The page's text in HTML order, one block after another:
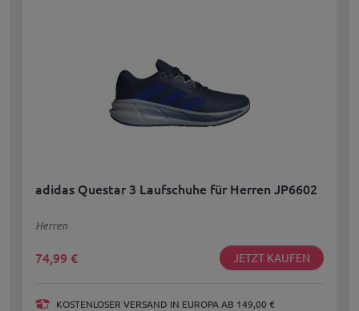
adidas Questar 3 Laufschuhe für Herren JP6602
Herren
74,99 € JETZT KAUFEN
KOSTENLOSER VERSAND IN EUROPA AB 149,00 €